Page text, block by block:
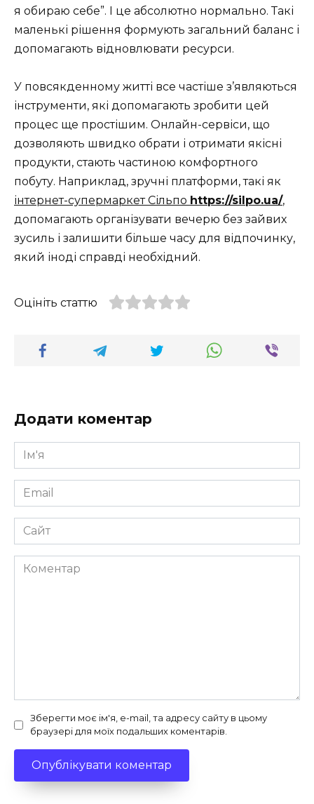
я обираю себе”. І це абсолютно нормально. Такі
маленькі рішення формують загальний баланс і
допомагають відновлювати ресурси.
У повсякденному житті все частіше з’являються
інструменти, які допомагають зробити цей
процес ще простішим. Онлайн-сервіси, що
дозволяють швидко обрати і отримати якісні
продукти, стають частиною комфортного
побуту. Наприклад, зручні платформи, такі як
інтернет-супермаркет Сільпо https://silpo.ua/,
допомагають організувати вечерю без зайвих
зусиль і залишити більше часу для відпочинку,
який іноді справді необхідний.
Оцініть статтю
Додати коментар
Ім'я
*
Email
*
Сайт
Коментар
Зберегти моє ім'я, e-mail, та адресу сайту в цьому
браузері для моїх подальших коментарів.